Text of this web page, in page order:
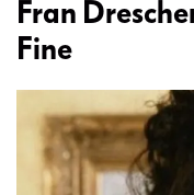
Fran
Fine